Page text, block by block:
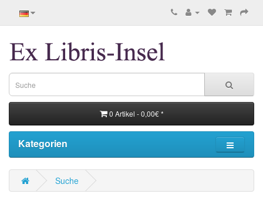
0 Artikel - 0,00€ *
Kategorien
Suche